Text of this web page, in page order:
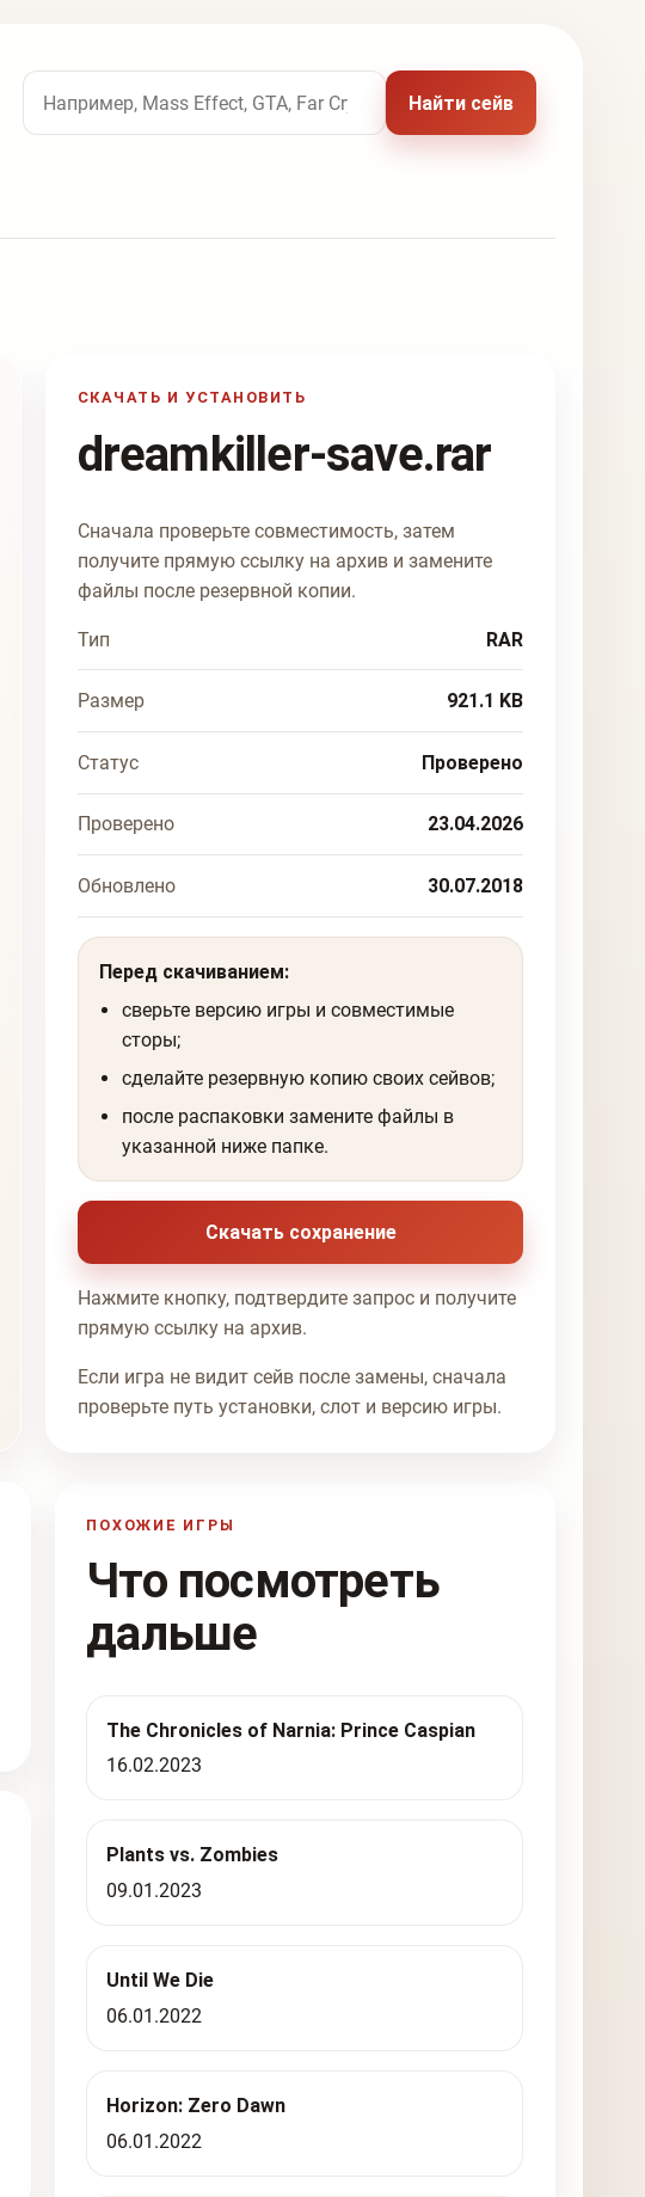
Поиск по названию игры
Найти сейв
СКАЧАТЬ И УСТАНОВИТЬ
dreamkiller-save.rar
Сначала проверьте совместимость, затем
получите прямую ссылку на архив и замените
файлы после резервной копии.
Тип RAR
Размер 921.1 KB
Статус Проверено
Проверено 23.04.2026
Обновлено 30.07.2018
Перед скачиванием:
сверьте версию игры и совместимые
сторы;
сделайте резервную копию своих сейвов;
после распаковки замените файлы в
указанной ниже папке.
Скачать сохранение
Нажмите кнопку, подтвердите запрос и получите
прямую ссылку на архив.
Если игра не видит сейв после замены, сначала
проверьте путь установки, слот и версию игры.
ПОХОЖИЕ ИГРЫ
Что посмотреть
дальше
The Chronicles of Narnia: Prince Caspian
16.02.2023
Plants vs. Zombies
09.01.2023
Until We Die
06.01.2022
Horizon: Zero Dawn
06.01.2022